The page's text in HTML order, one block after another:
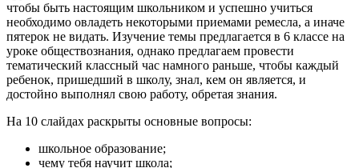
чтобы быть настоящим школьником и успешно учиться
необходимо овладеть некоторыми приемами ремесла, а иначе
пятерок не видать. Изучение темы предлагается в 6 классе на
уроке обществознания, однако предлагаем провести
тематический классный час намного раньше, чтобы каждый
ребенок, пришедший в школу, знал, кем он является, и
достойно выполнял свою работу, обретая знания.
На 10 слайдах раскрыты основные вопросы:
школьное образование;
чему тебя научит школа;